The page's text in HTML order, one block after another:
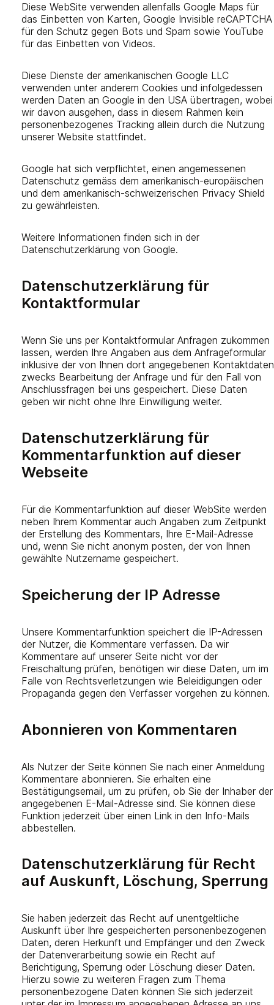
Diese WebSite verwenden allenfalls Google Maps für
das Einbetten von Karten, Google Invisible reCAPTCHA
für den Schutz gegen Bots und Spam sowie YouTube
für das Einbetten von Videos.
Diese Dienste der amerikanischen Google LLC
verwenden unter anderem Cookies und infolgedessen
werden Daten an Google in den USA übertragen, wobei
wir davon ausgehen, dass in diesem Rahmen kein
personenbezogenes Tracking allein durch die Nutzung
unserer Website stattfindet.
Google hat sich verpflichtet, einen angemessenen
Datenschutz gemäss dem amerikanisch-europäischen
und dem amerikanisch-schweizerischen Privacy Shield
zu gewährleisten.
Weitere Informationen finden sich in der
Datenschutzerklärung von Google.
Datenschutzerklärung für
Kontaktformular
Wenn Sie uns per Kontaktformular Anfragen zukommen
lassen, werden Ihre Angaben aus dem Anfrageformular
inklusive der von Ihnen dort angegebenen Kontaktdaten
zwecks Bearbeitung der Anfrage und für den Fall von
Anschlussfragen bei uns gespeichert. Diese Daten
geben wir nicht ohne Ihre Einwilligung weiter.
Datenschutzerklärung für
Kommentarfunktion auf dieser
Webseite
Für die Kommentarfunktion auf dieser WebSite werden
neben Ihrem Kommentar auch Angaben zum Zeitpunkt
der Erstellung des Kommentars, Ihre E-Mail-Adresse
und, wenn Sie nicht anonym posten, der von Ihnen
gewählte Nutzername gespeichert.
Speicherung der IP Adresse
Unsere Kommentarfunktion speichert die IP-Adressen
der Nutzer, die Kommentare verfassen. Da wir
Kommentare auf unserer Seite nicht vor der
Freischaltung prüfen, benötigen wir diese Daten, um im
Falle von Rechtsverletzungen wie Beleidigungen oder
Propaganda gegen den Verfasser vorgehen zu können.
Abonnieren von Kommentaren
Als Nutzer der Seite können Sie nach einer Anmeldung
Kommentare abonnieren. Sie erhalten eine
Bestätigungsemail, um zu prüfen, ob Sie der Inhaber der
angegebenen E-Mail-Adresse sind. Sie können diese
Funktion jederzeit über einen Link in den Info-Mails
abbestellen.
Datenschutzerklärung für Recht
auf Auskunft, Löschung, Sperrung
Sie haben jederzeit das Recht auf unentgeltliche
Auskunft über Ihre gespeicherten personenbezogenen
Daten, deren Herkunft und Empfänger und den Zweck
der Datenverarbeitung sowie ein Recht auf
Berichtigung, Sperrung oder Löschung dieser Daten.
Hierzu sowie zu weiteren Fragen zum Thema
personenbezogene Daten können Sie sich jederzeit